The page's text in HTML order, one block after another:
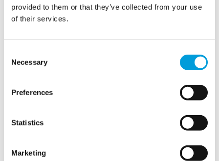
provided to them or that they’ve collected from your use
of their services.
Selection
Necessary
Preferences
Statistics
Marketing